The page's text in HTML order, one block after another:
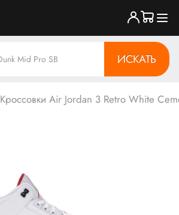
ИСКАТЬ
Кроссовки Air Jordan 3 Retro White